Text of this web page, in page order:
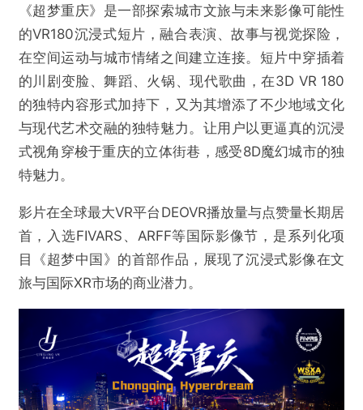
《超梦重庆》是一部探索城市文旅与未来影像可能性
的VR180沉浸式短片，融合表演、故事与视觉探险，
在空间运动与城市情绪之间建立连接。短片中穿插着
的川剧变脸、舞蹈、火锅、现代歌曲，在3D VR 180
的独特内容形式加持下，又为其增添了不少地域文化
与现代艺术交融的独特魅力。让用户以更逼真的沉浸
式视角穿梭于重庆的立体街巷，感受8D魔幻城市的独
特魅力。
影片在全球最大VR平台DEOVR播放量与点赞量长期居
首，入选FIVARS、ARFF等国际影像节，是系列化项
目《超梦中国》的首部作品，展现了沉浸式影像在文
旅与国际XR市场的商业潜力。